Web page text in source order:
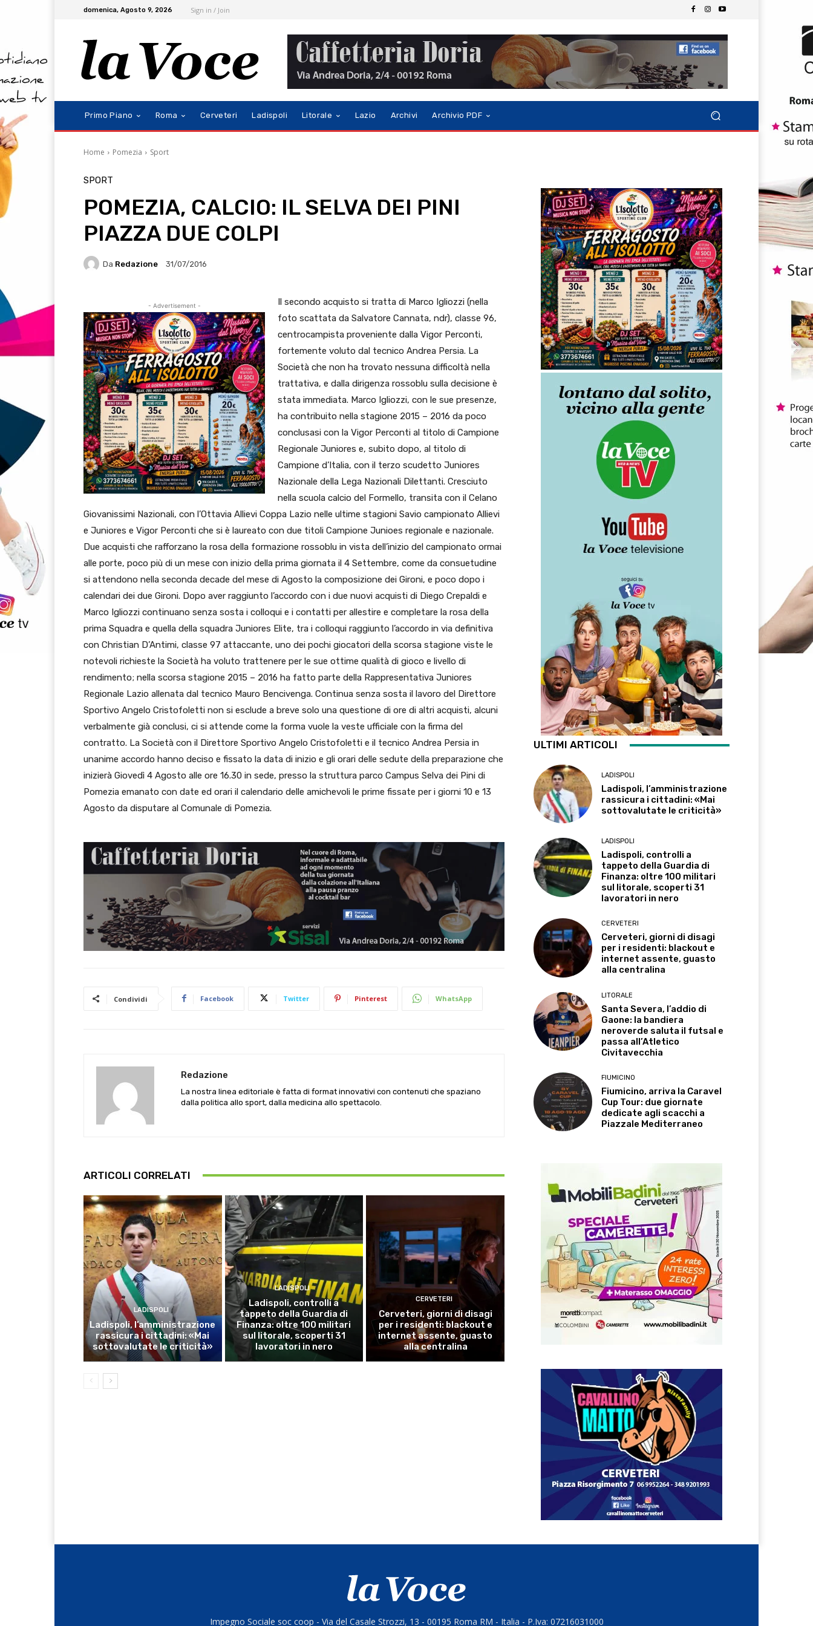
domenica, Agosto 9, 2026 Sign in / Join
Primo Piano Roma Cerveteri Ladispoli Litorale Lazio Archivi Archivio PDF
Home Pomezia Sport
SPORT
POMEZIA, CALCIO: IL SELVA DEI PINI
PIAZZA DUE COLPI
Da Redazione 31/07/2016
- Advertisement -
Il secondo acquisto si tratta di Marco Igliozzi (nella
foto scattata da Salvatore Cannata, ndr), classe 96,
centrocampista proveniente dalla Vigor Perconti,
fortemente voluto dal tecnico Andrea Persia. La
Società che non ha trovato nessuna difficoltà nella
trattativa, e dalla dirigenza rossoblu sulla decisione è
stata immediata. Marco Igliozzi, con le sue presenze,
ha contribuito nella stagione 2015 – 2016 da poco
conclusasi con la Vigor Perconti al titolo di Campione
Regionale Juniores e, subito dopo, al titolo di
Campione d’Italia, con il terzo scudetto Juniores
Nazionale della Lega Nazionali Dilettanti. Cresciuto
nella scuola calcio del Formello, transita con il Celano
Giovanissimi Nazionali, con l’Ottavia Allievi Coppa Lazio nelle ultime stagioni Savio campionato Allievi
e Juniores e Vigor Perconti che si è laureato con due titoli Campione Junioes regionale e nazionale.
Due acquisti che rafforzano la rosa della formazione rossoblu in vista dell’inizio del campionato ormai
alle porte, poco più di un mese con inizio della prima giornata il 4 Settembre, come da consuetudine
si attendono nella seconda decade del mese di Agosto la composizione dei Gironi, e poco dopo i
calendari dei due Gironi. Dopo aver raggiunto l’accordo con i due nuovi acquisti di Diego Crepaldi e
Marco Igliozzi continuano senza sosta i colloqui e i contatti per allestire e completare la rosa della
prima Squadra e quella della squadra Juniores Elite, tra i colloqui raggiunto l’accordo in via definitiva
con Christian D’Antimi, classe 97 attaccante, uno dei pochi giocatori della scorsa stagione viste le
notevoli richieste la Società ha voluto trattenere per le sue ottime qualità di gioco e livello di
rendimento; nella scorsa stagione 2015 – 2016 ha fatto parte della Rappresentativa Juniores
Regionale Lazio allenata dal tecnico Mauro Bencivenga. Continua senza sosta il lavoro del Direttore
Sportivo Angelo Cristofoletti non si esclude a breve solo una questione di ore di altri acquisti, alcuni
verbalmente già conclusi, ci si attende come la forma vuole la veste ufficiale con la firma del
contratto. La Società con il Direttore Sportivo Angelo Cristofoletti e il tecnico Andrea Persia in
unanime accordo hanno deciso e fissato la data di inizio e gli orari delle sedute della preparazione che
inizierà Giovedì 4 Agosto alle ore 16.30 in sede, presso la struttura parco Campus Selva dei Pini di
Pomezia emanato con date ed orari il calendario delle amichevoli le prime fissate per i giorni 10 e 13
Agosto da disputare al Comunale di Pomezia.
Condividi Facebook Twitter Pinterest WhatsApp
Redazione
La nostra linea editoriale è fatta di format innovativi con contenuti che spaziano
dalla politica allo sport, dalla medicina allo spettacolo.
ARTICOLI CORRELATI
LADISPOLI
Ladispoli, l’amministrazione
rassicura i cittadini: «Mai
sottovalutate le criticità»
LADISPOLI
Ladispoli, controlli a
tappeto della Guardia di
Finanza: oltre 100 militari
sul litorale, scoperti 31
lavoratori in nero
CERVETERI
Cerveteri, giorni di disagi
per i residenti: blackout e
internet assente, guasto
alla centralina
ULTIMI ARTICOLI
LADISPOLI
Ladispoli, l’amministrazione
rassicura i cittadini: «Mai
sottovalutate le criticità»
LADISPOLI
Ladispoli, controlli a
tappeto della Guardia di
Finanza: oltre 100 militari
sul litorale, scoperti 31
lavoratori in nero
CERVETERI
Cerveteri, giorni di disagi
per i residenti: blackout e
internet assente, guasto
alla centralina
LITORALE
Santa Severa, l’addio di
Gaone: la bandiera
neroverde saluta il futsal e
passa all’Atletico
Civitavecchia
FIUMICINO
Fiumicino, arriva la Caravel
Cup Tour: due giornate
dedicate agli scacchi a
Piazzale Mediterraneo
Impegno Sociale soc coop - Via del Casale Strozzi, 13 - 00195 Roma RM - Italia - P.Iva: 07216031000